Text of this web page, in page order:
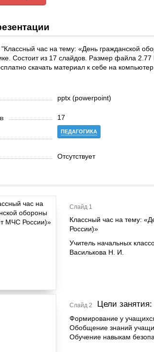
час на тему: «День гражданской
Состоит из 17 слайдов. Размер файла
скачать материал к себе на
pptx (powerpoint)
17
ПЕДАГОГИКА
Отсутствует
Слайд 1
Классный час на тему:
России)»
Учитель начальных
Василькова Н. И.
Слайд 2 Цели занятия:
Формирование у
Обобщение знаний
Обучение навыкам